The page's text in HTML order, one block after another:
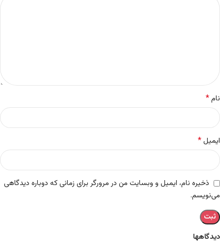
دیدگاهها
نام*
ایمیل*
ذخیره نام، ایمیل و وبسایت من در مرورگر برای زمانی که دوباره دیدگاهی
می‌نویسم.